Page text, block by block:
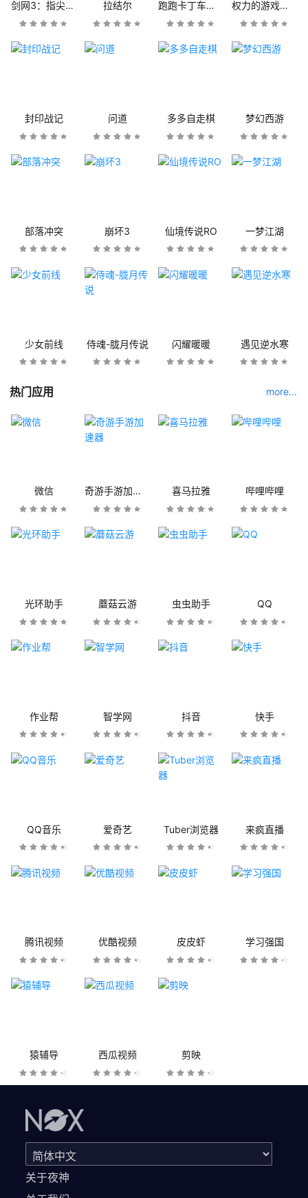
剑网3：指尖江湖 拉结尔 跑跑卡丁车官方竞速版 权力的游戏：凛冬将至
封印战记 问道 多多自走棋 梦幻西游
部落冲突 崩坏3 仙境传说RO 一梦江湖
少女前线 侍魂-胧月传说 闪耀暖暖 遇见逆水寒
热门应用 more...
微信 奇游手游加速器 喜马拉雅 哔哩哔哩
光环助手 蘑菇云游 虫虫助手 QQ
作业帮 智学网 抖音 快手
QQ音乐 爱奇艺 Tuber浏览器 来疯直播
腾讯视频 优酷视频 皮皮虾 学习强国
猿辅导 西瓜视频 剪映
关于夜神